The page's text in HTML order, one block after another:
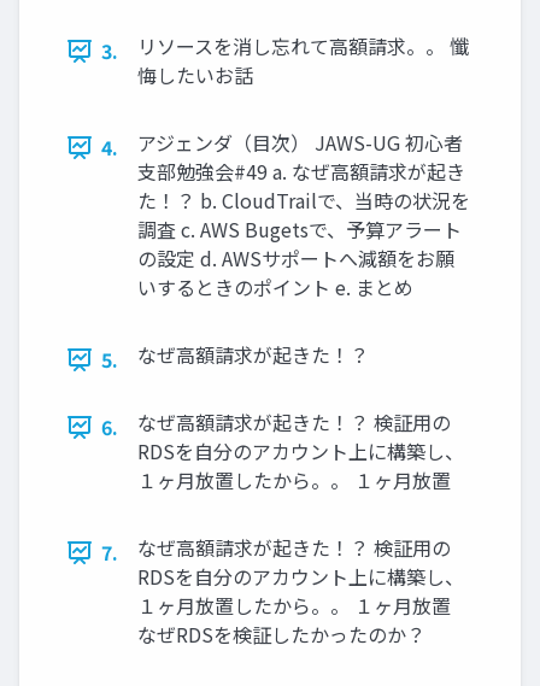
3.
リソースを消し忘れて高額請求。。 懺
悔したいお話
4.
アジェンダ（目次） JAWS-UG 初心者
支部勉強会#49 a. なぜ高額請求が起き
た！？ b. CloudTrailで、当時の状況を
調査 c. AWS Bugetsで、予算アラート
の設定 d. AWSサポートへ減額をお願
いするときのポイント e. まとめ
5. なぜ高額請求が起きた！？
6.
なぜ高額請求が起きた！？ 検証用の
RDSを自分のアカウント上に構築し、
１ヶ月放置したから。。 １ヶ月放置
7.
なぜ高額請求が起きた！？ 検証用の
RDSを自分のアカウント上に構築し、
１ヶ月放置したから。。 １ヶ月放置
なぜRDSを検証したかったのか？